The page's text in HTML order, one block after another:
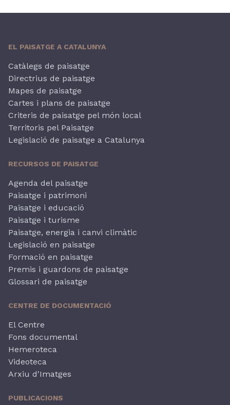
EL PAISATGE A CATALUNYA
Catàlegs de paisatge
Directrius de paisatge
Mapes de paisatge
Cartes i plans de paisatge
Criteris de paisatge pel món local
Territoris pel Paisatge
Legislació de paisatge a Catalunya
RECURSOS DE PAISATGE
Agenda del paisatge
Paisatge i patrimoni
Paisatge i educació
Paisatge i turisme
Paisatge, energia i canvi climàtic
Legislació en paisatge
Formació en paisatge
Premis i guardons de paisatge
Glossari de paisatge
CENTRE DE DOCUMENTACIÓ
El Centre
Fons documental
Hemeroteca
Videoteca
Arxiu d'Imatges
PUBLICACIONS